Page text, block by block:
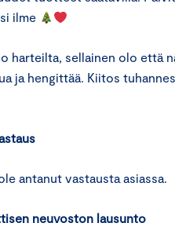
ilme
harteilta, sellainen olo että
ja hengittää. Kiitos
antanut vastausta asiassa.
neuvoston lausunto